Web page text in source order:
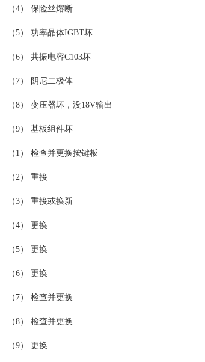
（4） 保险丝熔断
（5） 功率晶体IGBT坏
（6） 共振电容C103坏
（7） 阴尼二极体
（8） 变压器坏，没18V输出
（9） 基板组件坏
（1） 检查并更换按键板
（2） 重接
（3） 重接或换新
（4） 更换
（5） 更换
（6） 更换
（7） 检查并更换
（8） 检查并更换
（9） 更换